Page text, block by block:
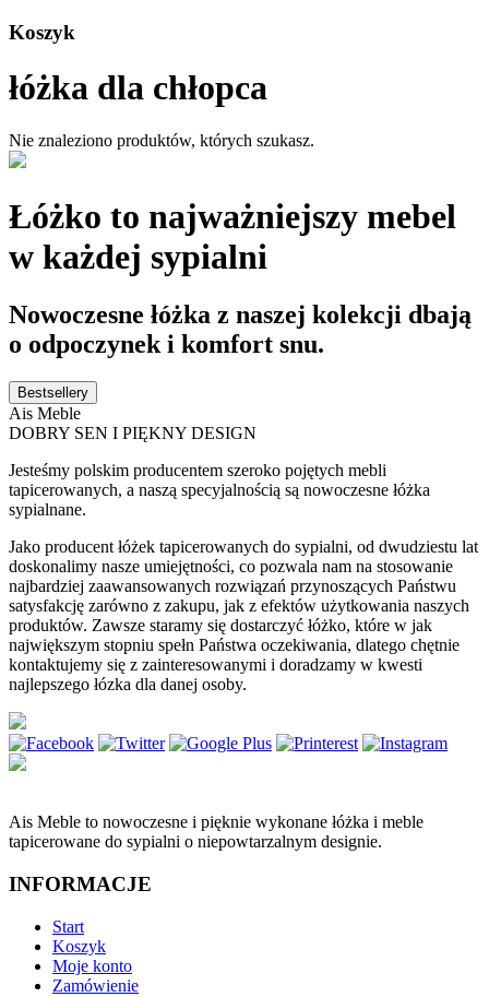
Koszyk
łóżka dla chłopca
Nie znaleziono produktów, których szukasz.
Łóżko to najważniejszy mebel
w każdej sypialni
Nowoczesne łóżka z naszej kolekcji dbają
o odpoczynek i komfort snu.
Bestsellery
Ais Meble
DOBRY SEN I PIĘKNY DESIGN
Jesteśmy polskim producentem szeroko pojętych mebli
tapicerowanych, a naszą specyjalnością są nowoczesne łóżka
sypialnane.
Jako producent łóżek tapicerowanych do sypialni, od dwudziestu lat
doskonalimy nasze umiejętności, co pozwala nam na stosowanie
najbardziej zaawansowanych rozwiązań przynoszących Państwu
satysfakcję zarówno z zakupu, jak z efektów użytkowania naszych
produktów. Zawsze staramy się dostarczyć łóżko, które w jak
największym stopniu spełn Państwa oczekiwania, dlatego chętnie
kontaktujemy się z zainteresowanymi i doradzamy w kwesti
najlepszego łózka dla danej osoby.
Ais Meble to nowoczesne i pięknie wykonane łóżka i meble
tapicerowane do sypialni o niepowtarzalnym designie.
INFORMACJE
Start
Koszyk
Moje konto
Zamówienie